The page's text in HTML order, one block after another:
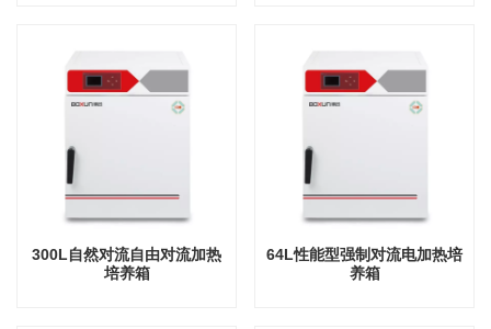
300L自然对流自由对流加热
培养箱
64L性能型强制对流电加热培
养箱